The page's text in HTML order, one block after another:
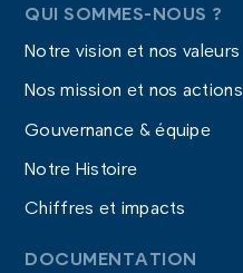
QUI SOMMES-NOUS ?
Notre vision et nos valeurs
Nos mission et nos actions
Gouvernance & équipe
Notre Histoire
Chiffres et impacts
DOCUMENTATION